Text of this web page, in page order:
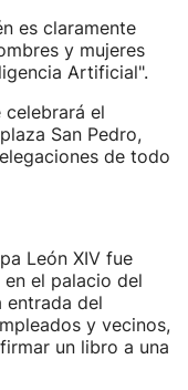
es claramente
y mujeres
Artificial".
celebrará el
San Pedro,
de todo
León XIV fue
el palacio del
entrada del
y vecinos,
un libro a una